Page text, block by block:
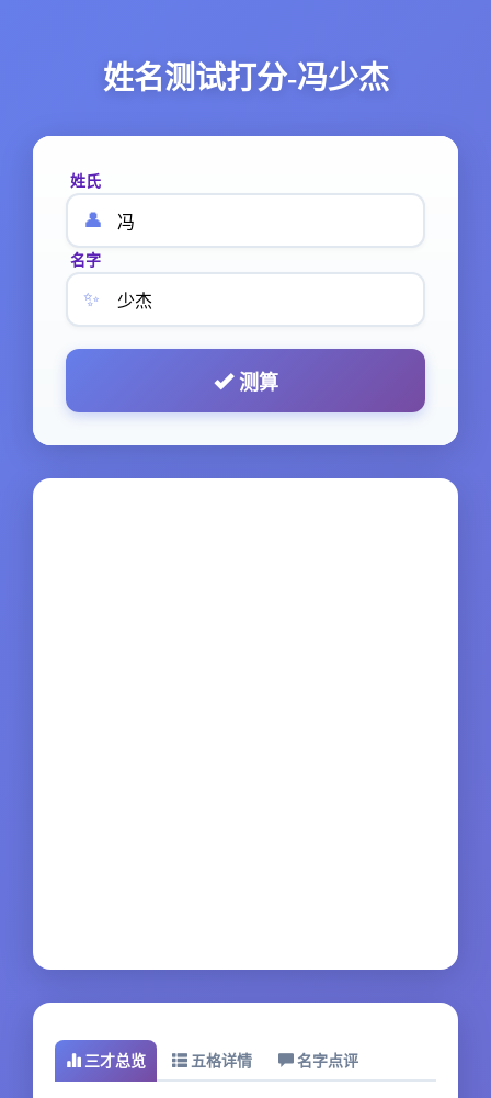
姓名测试打分-冯少杰
姓氏
👤
名字
✨
测算
三才总览 五格详情 名字点评